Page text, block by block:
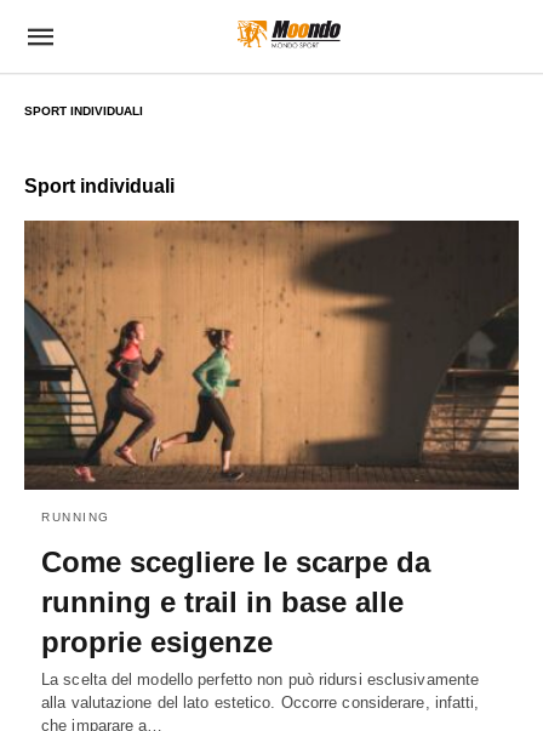
SPORT INDIVIDUALI
Sport individuali
RUNNING
Come scegliere le scarpe da
running e trail in base alle
proprie esigenze
La scelta del modello perfetto non può ridursi esclusivamente
alla valutazione del lato estetico. Occorre considerare, infatti,
che imparare a…